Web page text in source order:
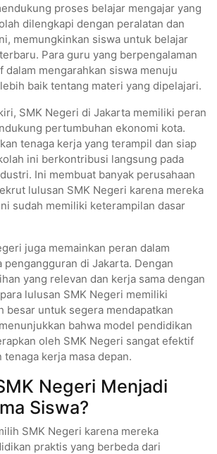
proses belajar mengajar yang
dilengkapi dengan peralatan dan
memungkinkan siswa untuk belajar
Para guru yang berpengalaman
dalam mengarahkan siswa menuju
baik tentang materi yang dipelajari.
SMK Negeri di Jakarta memiliki peran
pertumbuhan ekonomi kota.
tenaga kerja yang terampil dan siap
ini berkontribusi langsung pada
Ini membuat banyak perusahaan
lulusan SMK Negeri karena mereka
sudah memiliki keterampilan dasar
juga memainkan peran dalam
pengangguran di Jakarta. Dengan
yang relevan dan kerja sama dengan
lulusan SMK Negeri memiliki
besar untuk segera mendapatkan
bahwa model pendidikan
oleh SMK Negeri sangat efektif
tenaga kerja masa depan.
Negeri Menjadi
Siswa?
SMK Negeri karena mereka
praktis yang berbeda dari